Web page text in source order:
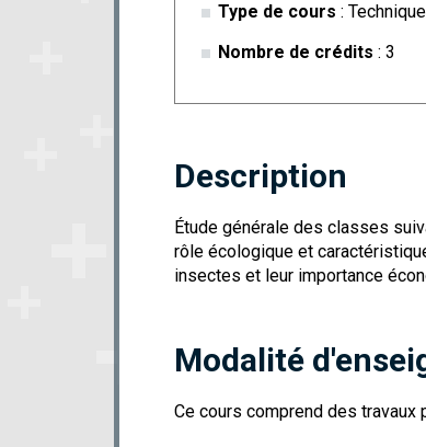
Type de cours : Technique
Nombre de crédits : 3
Description
Étude générale des classes
rôle écologique et
insectes et leur importance
Modalité
Ce cours comprend des travaux